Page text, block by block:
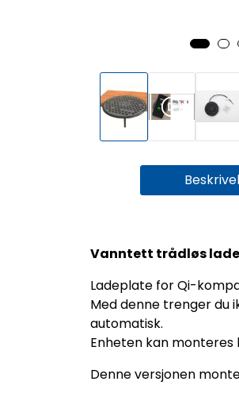
Vanntett trådløs
Ladeplate for Qi-
Med denne trenger du
automatisk.
Enheten kan monteres
Denne versjonen